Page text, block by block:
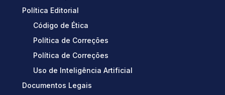
Política Editorial
Código de Ética
Política de Correções
Política de Correções
Uso de Inteligência Artificial
Documentos Legais